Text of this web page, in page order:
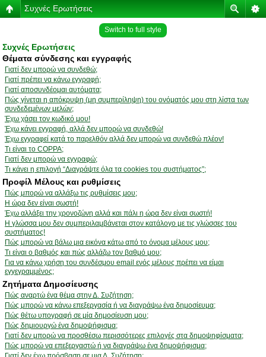
Συχνές Ερωτήσεις
Switch to full style
Συχνές Ερωτήσεις
Θέματα σύνδεσης και εγγραφής
Γιατί δεν μπορώ να συνδεθώ;
Γιατί πρέπει να κάνω εγγραφή;
Γιατί αποσυνδέομαι αυτόματα;
Πώς γίνεται η απόκρυψη (μη συμπερίληψη) του ονόματός μου στη λίστα των
συνδεδεμένων μελών;
Έχω χάσει τον κωδικό μου!
Έχω κάνει εγγραφή, αλλά δεν μπορώ να συνδεθώ!
Έχω εγγραφεί κατά το παρελθόν αλλά δεν μπορώ να συνδεθώ πλέον!
Τι είναι το COPPA;
Γιατί δεν μπορώ να εγγραφώ;
Τι κάνει η επιλογή “Διαγράψτε όλα τα cookies του συστήματος”;
Προφίλ Μέλους και ρυθμίσεις
Πώς μπορώ να αλλάξω τις ρυθμίσεις μου;
Η ώρα δεν είναι σωστή!
Έχω αλλάξει την χρονοζώνη αλλά και πάλι η ώρα δεν είναι σωστή!
Η γλώσσα μου δεν συμπεριλαμβάνεται στον κατάλογο με τις γλώσσες του
συστήματος!
Πώς μπορώ να βάλω μια εικόνα κάτω από το όνομα μέλους μου;
Τι είναι ο βαθμός και πώς αλλάζω τον βαθμό μου;
Για να κάνω χρήση του συνδέσμου email ενός μέλους πρέπει να είμαι
εγγεγραμμένος;
Ζητήματα Δημοσίευσης
Πώς αναρτώ ένα θέμα στην Δ. Συζήτηση;
Πώς μπορώ να κάνω επεξεργασία ή να διαγράψω ένα δημοσίευμα;
Πώς θέτω υπογραφή σε μία δημοσίευση μου;
Πώς δημιουργώ ένα δημοψήφισμα;
Γιατί δεν μπορώ να προσθέσω περισσότερες επιλογές στα δημοψηφίσματα;
Πώς μπορώ να επεξεργαστώ ή να διαγράψω ένα δημοψήφισμα;